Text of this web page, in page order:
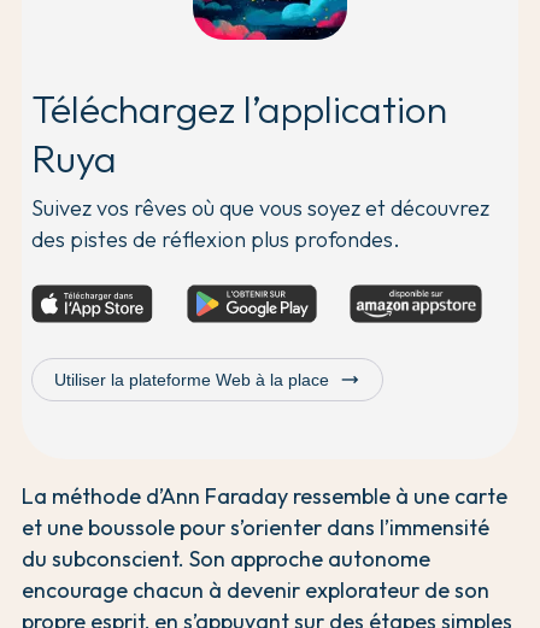
Téléchargez l’application
Ruya
Suivez vos rêves où que vous soyez et découvrez
des pistes de réflexion plus profondes.
Utiliser la plateforme Web à la place trending_flat
La méthode d’Ann Faraday ressemble à une carte
et une boussole pour s’orienter dans l’immensité
du subconscient. Son approche autonome
encourage chacun à devenir explorateur de son
propre esprit, en s’appuyant sur des étapes simples